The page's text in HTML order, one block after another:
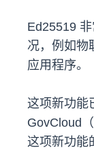
Ed25519
况，例如物
应用程序。
这项新功能
GovCloud
这项新功能